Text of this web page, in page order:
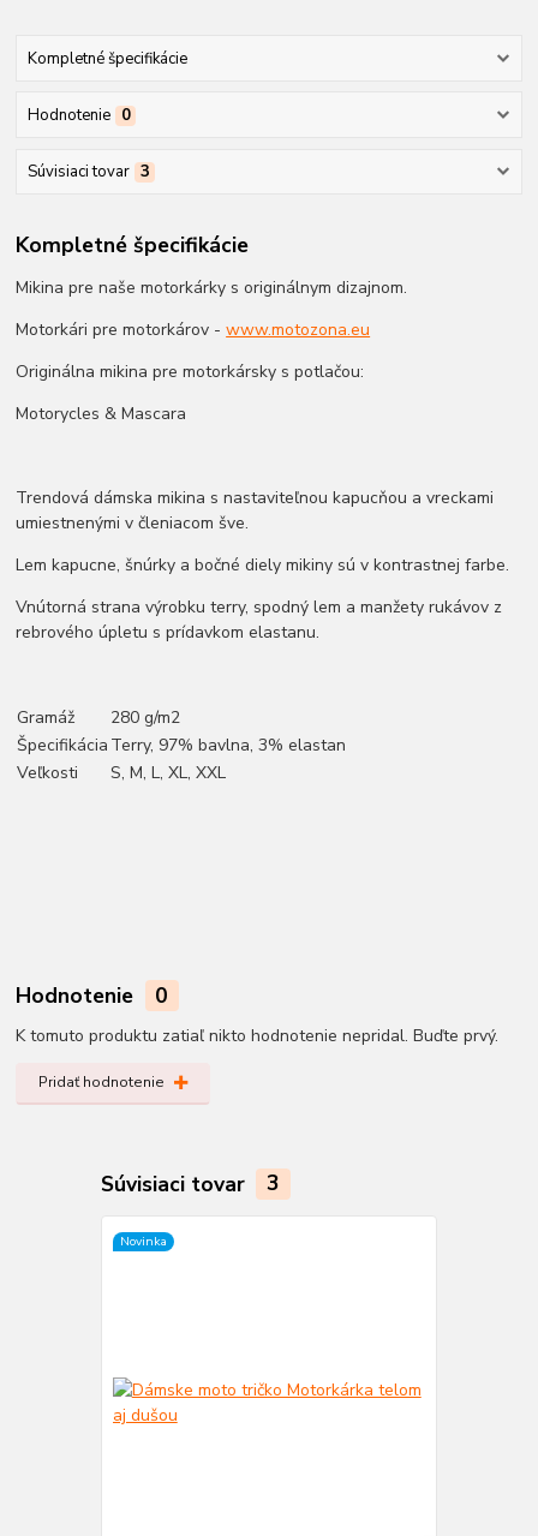
Kompletné špecifikácie
Hodnotenie 0
Súvisiaci tovar 3
Kompletné špecifikácie
Mikina pre naše motorkárky s originálnym dizajnom.
Motorkári pre motorkárov -www.motozona.eu
Originálna mikina pre motorkársky s potlačou:
Motorycles & Mascara
Trendová dámska mikina s nastaviteľnou kapucňou a vreckami
umiestnenými v členiacom šve.
Lem kapucne, šnúrky a bočné diely mikiny sú v kontrastnej farbe.
Vnútorná strana výrobku terry, spodný lem a manžety rukávov z
rebrového úpletu s prídavkom elastanu.
Gramáž
280 g/m2
Špecifikácia Terry, 97% bavlna, 3% elastan
Veľkosti
S, M, L, XL, XXL
Hodnotenie 0
K tomuto produktu zatiaľ nikto hodnotenie nepridal. Buďte prvý.
Pridať hodnotenie
Súvisiaci tovar 3
Novinka